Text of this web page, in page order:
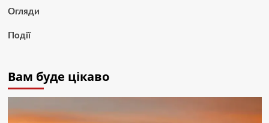
Огляди
Події
Вам буде цікаво